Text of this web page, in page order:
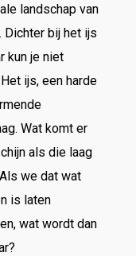
landschap van
Dichter bij het ijs
kun je niet
ijs, een harde
Wat komt er
als die laag
we dat wat
is laten
wat wordt dan